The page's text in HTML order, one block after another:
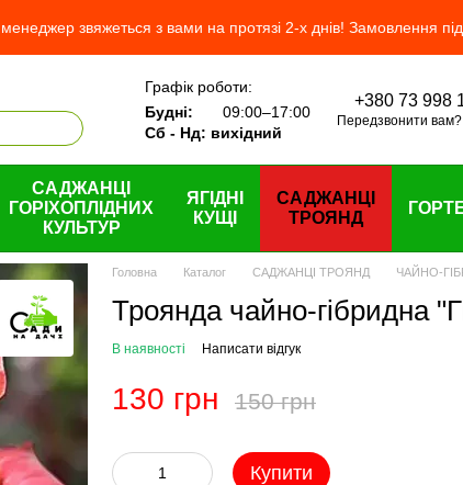
звяжеться з вами на протязі 2-х днів! Замовлення
Графік роботи:
Будні:
09:00–17:00
Сб - Нд: вихідний
+380 73 998
Передзвонити вам?
САДЖАНЦІ
ГОРІХОПЛІДНИХ
КУЛЬТУР
ЯГІДНІ
КУЩІ
САДЖАНЦІ
ТРОЯНД
Головна Каталог САДЖАНЦІ ТРОЯНД ЧАЙНО-
Троянда чайно-гібридна
В наявності Написати відгук
130 грн 150 грн
Купити